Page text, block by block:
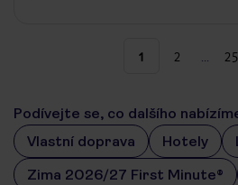
1 2 25
Podívejte se, co dalšího
Vlastní doprava
Hotely
Zima 2026/27 First Minute®